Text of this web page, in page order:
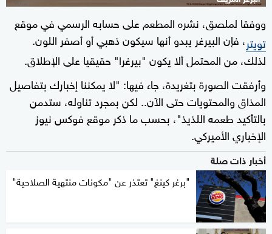
ووفقا لملصق، نشره المطعم على حسابه الرسمي في موقع
تويتر، فإن البيرغر يبدو أنها سيكون ذهبي أو أصفر اللون.
لذلك، من المحتمل ألا يكون "بيرغرا" حقيقيا على الإطلاق.
وأرفقت الصورة بتغريدة، جاء فيها: "لا يمكننا إخبارك بتفاصيل
المذاق والمحتويات حتى الآن.. لكن بمجرد تناوله، ستدمن
بالتأكيد طعمه اللذيذ"، بحسب ما ذكر موقع فوكس نيوز
الإخباري الأميركي.
أخبار ذات صلة
"برغر كينغ" تعتذر عن "مكونات منتهية الصلاحية"